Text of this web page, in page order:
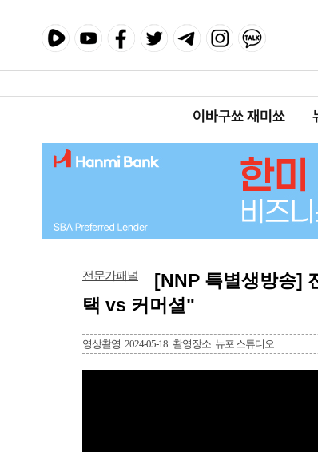
이바구쑈 재미쑈
전문가패널
[NNP 특별생방송]
택 vs 커머셜"
영상촬영: 2024-05-18 촬영장소: 뉴포 스튜디오